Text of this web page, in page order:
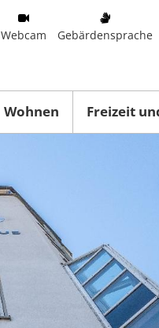
Webcam Gebärdensprache
Wohnen Freizeit